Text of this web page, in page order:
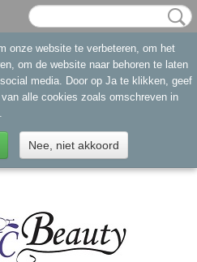
onze website te verbeteren, om het
om de website naar behoren te laten
media. Door op Ja te klikken, geef
alle cookies zoals omschreven in
Nee, niet akkoord